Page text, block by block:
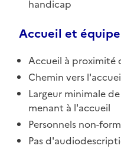
handicap
Accueil et
Accueil à proximité
Chemin vers
Largeur minimale
menant à l'accueil
Personnels non-
Pas